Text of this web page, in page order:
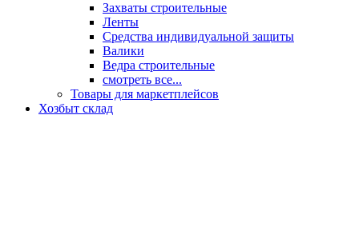
Захваты строительные
Ленты
Средства индивидуальной защиты
Валики
Ведра строительные
смотреть все...
Товары для маркетплейсов
Хозбыт склад